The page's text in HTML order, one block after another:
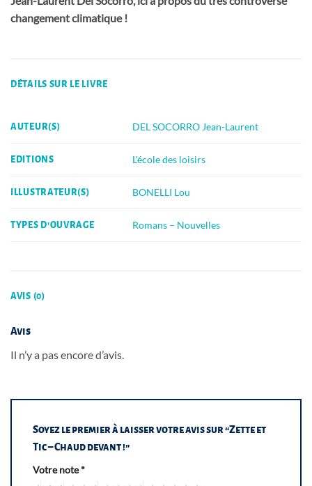
changement climatique !
DÉTAILS SUR LE LIVRE
AUTEUR(S) DEL SOCORRO Jean-Laurent
EDITIONS L'école des loisirs
ILLUSTRATEUR(S) BONELLI Lou
TYPES D'OUVRAGE Romans – Nouvelles
AVIS (0)
Avis
Il n’y a pas encore d’avis.
Soyez le premier à laisser votre avis sur “Zette et
Tic – Chaud devant !”
Votre note*